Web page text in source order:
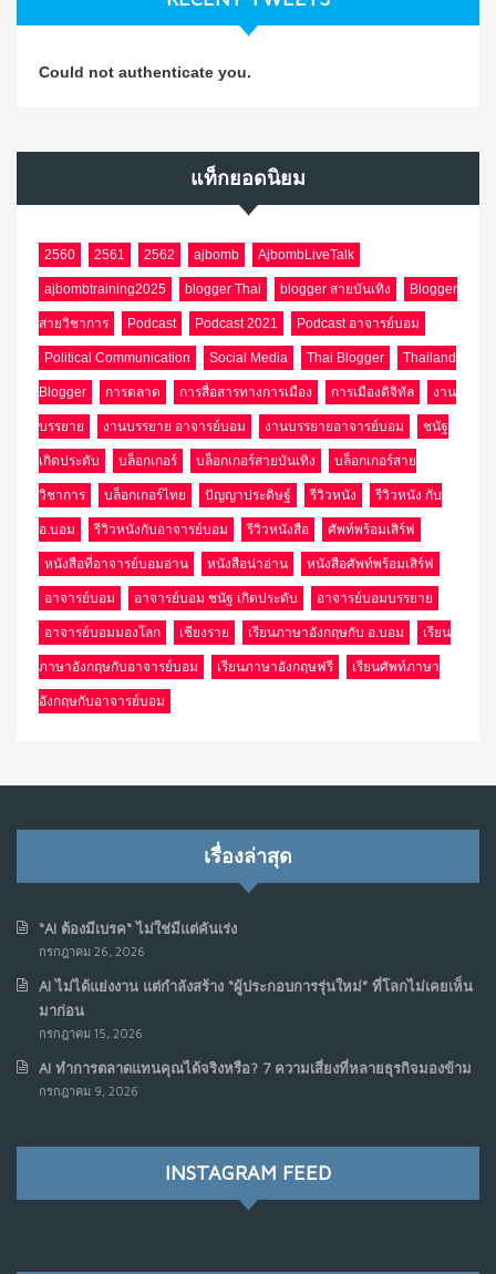
Could not authenticate you.
แท็กยอดนิยม
2560 2561 2562 ajbomb AjbombLiveTalk
ajbombtraining2025 blogger Thai blogger สายบันเทิง Blogger
สายวิชาการ Podcast Podcast 2021 Podcast อาจารย์บอม
Political Communication Social Media Thai Blogger Thailand
Blogger การตลาด การสื่อสารทางการเมือง การเมืองดิจิทัล งาน
บรรยาย งานบรรยาย อาจารย์บอม งานบรรยายอาจารย์บอม ชนัฐ
เกิดประดับ บล็อกเกอร์ บล็อกเกอร์สายบันเทิง บล็อกเกอร์สาย
วิชาการ บล็อกเกอร์ไทย ปัญญาประดิษฐ์ รีวิวหนัง รีวิวหนัง กับ
อ.บอม รีวิวหนังกับอาจารย์บอม รีวิวหนังสือ ศัพท์พร้อมเสิร์ฟ
หนังสือที่อาจารย์บอมอ่าน หนังสือน่าอ่าน หนังสือศัพท์พร้อมเสิร์ฟ
อาจารย์บอม อาจารย์บอม ชนัฐ เกิดประดับ อาจารย์บอมบรรยาย
อาจารย์บอมมองโลก เชียงราย เรียนภาษาอังกฤษกับ อ.บอม เรียน
ภาษาอังกฤษกับอาจารย์บอม เรียนภาษาอังกฤษฟรี เรียนศัพท์ภาษา
อังกฤษกับอาจารย์บอม
เรื่องล่าสุด
“AI ต้องมีเบรค“ ไม่ใช่มีแต่คันเร่ง
กรกฎาคม 26, 2026
AI ไม่ได้แย่งงาน แต่กำลังสร้าง “ผู้ประกอบการรุ่นใหม่” ที่โลกไม่เคยเห็น
มาก่อน
กรกฎาคม 15, 2026
AI ทำการตลาดแทนคุณได้จริงหรือ? 7 ความเสี่ยงที่หลายธุรกิจมองข้าม
กรกฎาคม 9, 2026
INSTAGRAM FEED